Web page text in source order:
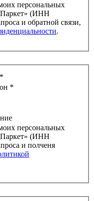
персональных
(ИНН
.
*
персональных
(ИНН